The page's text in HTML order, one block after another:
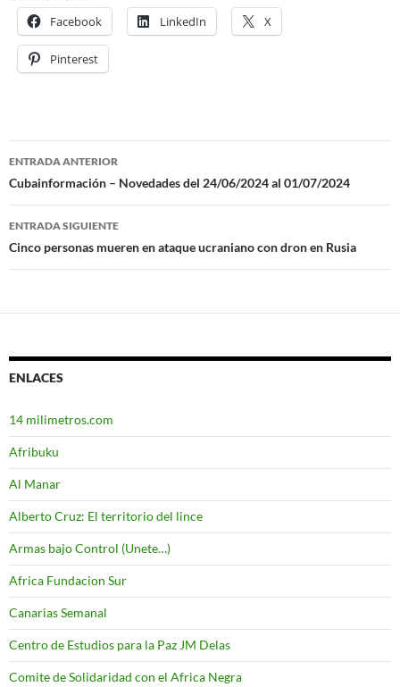
Facebook LinkedIn X
Pinterest
Navegación
de
entradas
ENTRADA ANTERIOR
Cubainformación – Novedades del 24/06/2024 al 01/07/2024
ENTRADA SIGUIENTE
Cinco personas mueren en ataque ucraniano con dron en Rusia
ENLACES
14 milimetros.com
Afribuku
Al Manar
Alberto Cruz: El territorio del lince
Armas bajo Control (Unete…)
Africa Fundacion Sur
Canarias Semanal
Centro de Estudios para la Paz JM Delas
Comite de Solidaridad con el Africa Negra